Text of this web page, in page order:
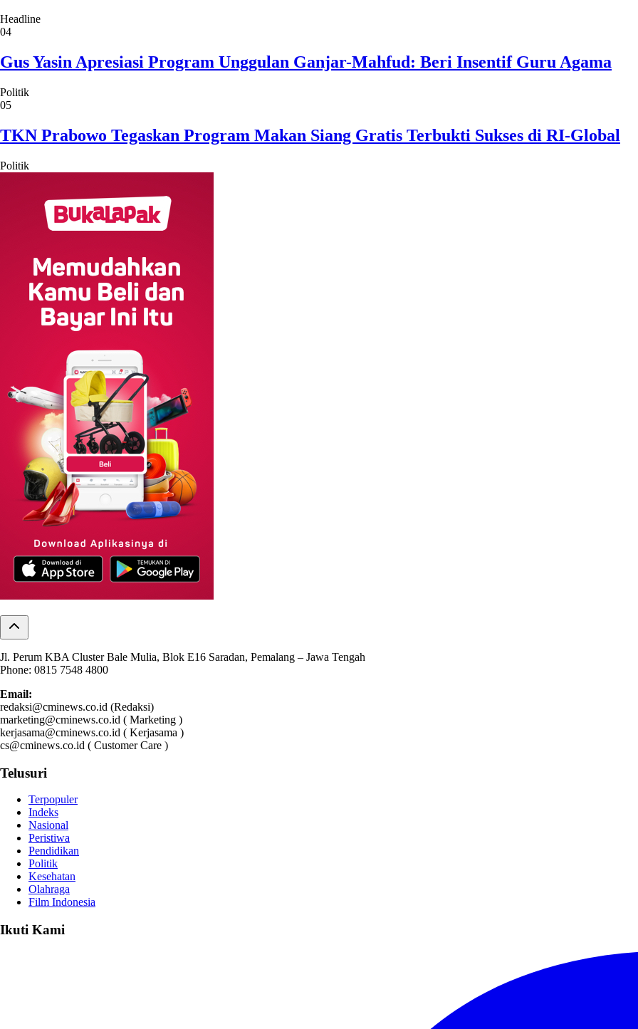
Headline
04
Gus Yasin Apresiasi Program Unggulan Ganjar-Mahfud: Beri Insentif Guru Agama
Politik
05
TKN Prabowo Tegaskan Program Makan Siang Gratis Terbukti Sukses di RI-Global
Politik
Jl. Perum KBA Cluster Bale Mulia, Blok E16 Saradan, Pemalang – Jawa Tengah
Phone: 0815 7548 4800
Email:
redaksi@cminews.co.id (Redaksi)
marketing@cminews.co.id ( Marketing )
kerjasama@cminews.co.id ( Kerjasama )
cs@cminews.co.id ( Customer Care )
Telusuri
Terpopuler
Indeks
Nasional
Peristiwa
Pendidikan
Politik
Kesehatan
Olahraga
Film Indonesia
Ikuti Kami